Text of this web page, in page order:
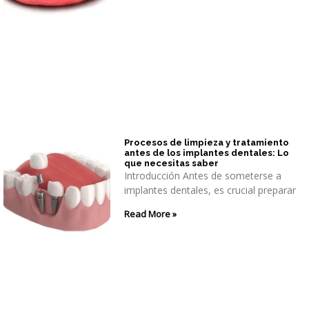
Procesos de limpieza y tratamiento
antes de los implantes dentales: Lo
que necesitas saber
Introducción Antes de someterse a
implantes dentales, es crucial preparar
Read More »